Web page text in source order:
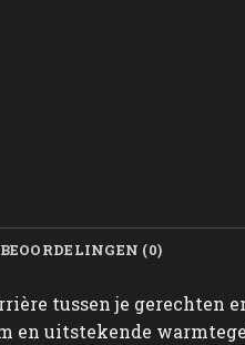
BEOORDELINGEN (0)
tussen je gerechten
en uitstekende